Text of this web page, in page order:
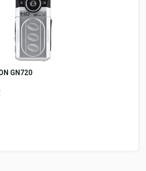
GN720